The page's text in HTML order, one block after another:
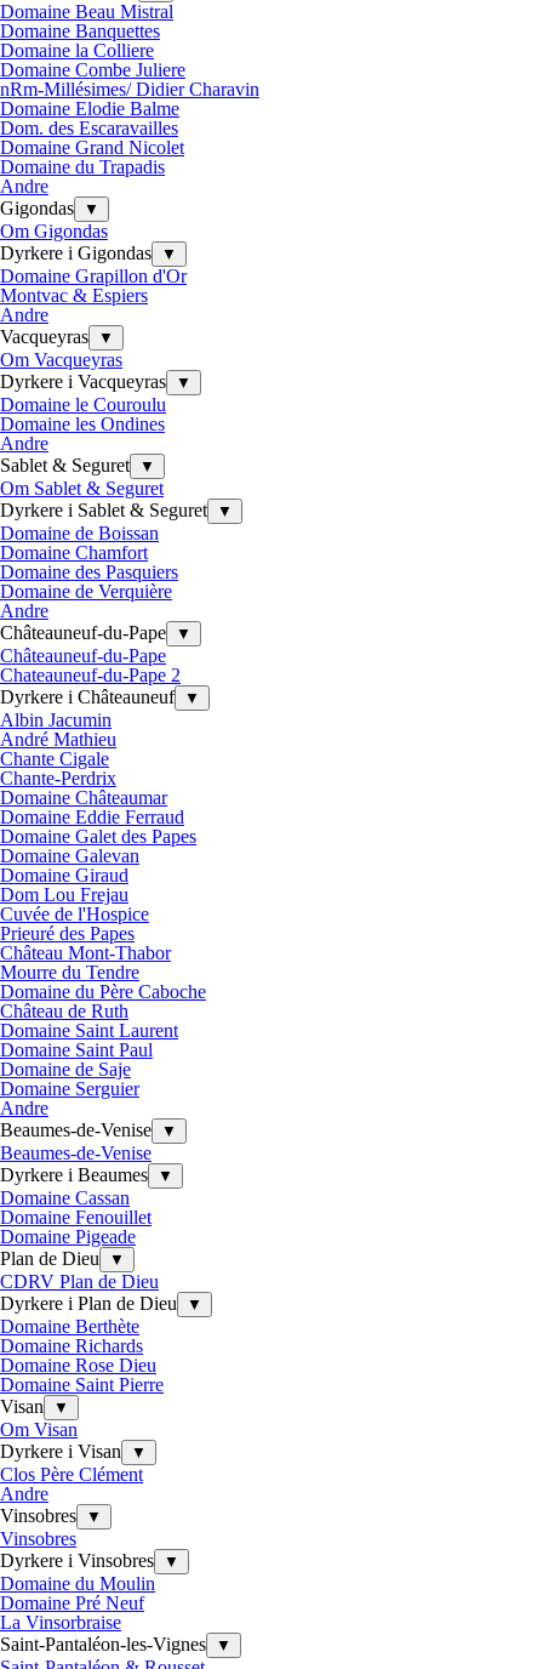
Domaine Beau Mistral
Domaine Banquettes
Domaine la Colliere
Domaine Combe Juliere
nRm-Millésimes/ Didier Charavin
Domaine Elodie Balme
Dom. des Escaravailles
Domaine Grand Nicolet
Domaine du Trapadis
Andre
Gigondas
▼
Om Gigondas
Dyrkere i Gigondas
▼
Domaine Grapillon d'Or
Montvac & Espiers
Andre
Vacqueyras
▼
Om Vacqueyras
Dyrkere i Vacqueyras
▼
Domaine le Couroulu
Domaine les Ondines
Andre
Sablet & Seguret
▼
Om Sablet & Seguret
Dyrkere i Sablet & Seguret
▼
Domaine de Boissan
Domaine Chamfort
Domaine des Pasquiers
Domaine de Verquière
Andre
Châteauneuf-du-Pape
▼
Châteauneuf-du-Pape
Chateauneuf-du-Pape 2
Dyrkere i Châteauneuf
▼
Albin Jacumin
André Mathieu
Chante Cigale
Chante-Perdrix
Domaine Châteaumar
Domaine Eddie Ferraud
Domaine Galet des Papes
Domaine Galevan
Domaine Giraud
Dom Lou Frejau
Cuvée de l'Hospice
Prieuré des Papes
Château Mont-Thabor
Mourre du Tendre
Domaine du Père Caboche
Château de Ruth
Domaine Saint Laurent
Domaine Saint Paul
Domaine de Saje
Domaine Serguier
Andre
Beaumes-de-Venise
▼
Beaumes-de-Venise
Dyrkere i Beaumes
▼
Domaine Cassan
Domaine Fenouillet
Domaine Pigeade
Plan de Dieu
▼
CDRV Plan de Dieu
Dyrkere i Plan de Dieu
▼
Domaine Berthète
Domaine Richards
Domaine Rose Dieu
Domaine Saint Pierre
Visan
▼
Om Visan
Dyrkere i Visan
▼
Clos Père Clément
Andre
Vinsobres
▼
Vinsobres
Dyrkere i Vinsobres
▼
Domaine du Moulin
Domaine Pré Neuf
La Vinsorbraise
Saint-Pantaléon-les-Vignes
▼